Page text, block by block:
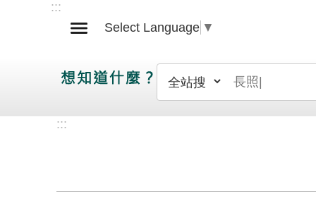
跳到主要內容區塊
:::
Select Language ▼
:::